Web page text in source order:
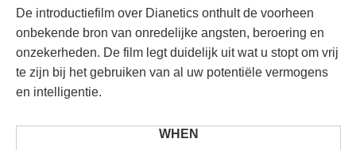
De introductiefilm over Dianetics onthult de voorheen
onbekende bron van onredelijke angsten, beroering en
onzekerheden. De film legt duidelijk uit wat u stopt om vrij
te zijn bij het gebruiken van al uw potentiële vermogens
en intelligentie.